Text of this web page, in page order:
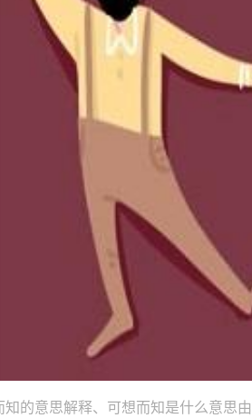
知的意思解释、可想而知是什么意思由